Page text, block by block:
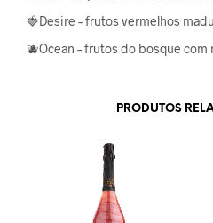
🍓Desire – frutos vermelhos
🫐Ocean – frutos do bosque com
PRODUTOS